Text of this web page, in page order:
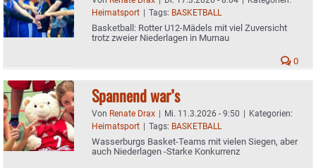
Heimatsport | Tags: BASKETBALL
Basketball: Rotter U12-Mädels mit viel Zuversicht
trotz zweier Niederlagen in Murnau
0
Spannend war’s
Von Renate Drax | Mi. 11.3.2026 - 9:50 | Kategorien:
Heimatsport | Tags: BASKETBALL
Wasserburgs Basket-Teams mit vielen Siegen, aber
auch Niederlagen -Starke Konkurrenz